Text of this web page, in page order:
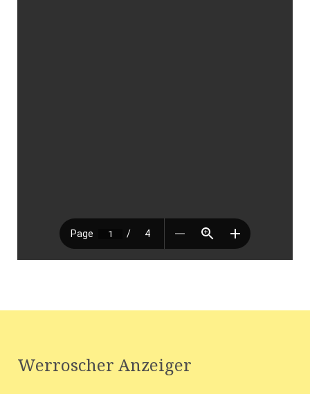
Werroscher Anzeiger